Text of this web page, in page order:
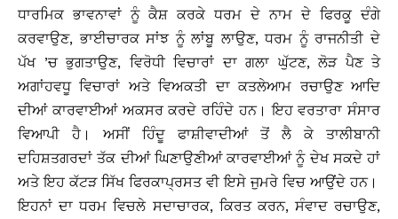
ਧਾਰਮਿਕ ਭਾਵਨਾਵਾਂ ਨੂੰ ਕੈਸ਼ ਕਰਕੇ ਧਰਮ ਦੇ ਨਾਮ ਦੇ ਫਿਰਕੂ ਦੰਗੇ
ਕਰਵਾਉਣ, ਭਾਈਚਾਰਕ ਸਾਂਝ ਨੂੰ ਲਾਂਬੂ ਲਾਉਣ, ਧਰਮ ਨੂੰ ਰਾਜਨੀਤੀ ਦੇ
ਪੱਖ ’ਚ ਭੁਗਤਾਉਣ, ਵਿਰੋਧੀ ਵਿਚਾਰਾਂ ਦਾ ਗਲਾ ਘੁੱਟਣ, ਲੋੜ ਪੈਣ ਤੇ
ਅਗਾਂਹਵਧੂ ਵਿਚਾਰਾਂ ਅਤੇ ਵਿਅਕਤੀ ਦਾ ਕਤਲੇਆਮ ਰਚਾਉਣ ਆਦਿ
ਦੀਆਂ ਕਾਰਵਾਈਆਂ ਅਕਸਰ ਕਰਦੇ ਰਹਿੰਦੇ ਹਨ। ਇਹ ਵਰਤਾਰਾ ਸੰਸਾਰ
ਵਿਆਪੀ ਹੈ। ਅਸੀਂ ਹਿੰਦੂ ਫਾਸ਼ੀਵਾਦੀਆਂ ਤੋਂ ਲੈ ਕੇ ਤਾਲੀਬਾਨੀ
ਦਹਿਸ਼ਤਗਰਦਾਂ ਤੱਕ ਦੀਆਂ ਘਿਣਾਉਣੀਆਂ ਕਾਰਵਾਈਆਂ ਨੂੰ ਦੇਖ ਸਕਦੇ ਹਾਂ
ਅਤੇ ਇਹ ਕੱਟੜ ਸਿੱਖ ਫਿਰਕਾਪ੍ਰਸਤ ਵੀ ਇਸੇ ਜੁਮਰੇ ਵਿਚ ਆਉਂਦੇ ਹਨ।
ਇਹਨਾਂ ਦਾ ਧਰਮ ਵਿਚਲੇ ਸਦਾਚਾਰਕ, ਕਿਰਤ ਕਰਨ, ਸੰਵਾਦ ਰਚਾਉਣ,